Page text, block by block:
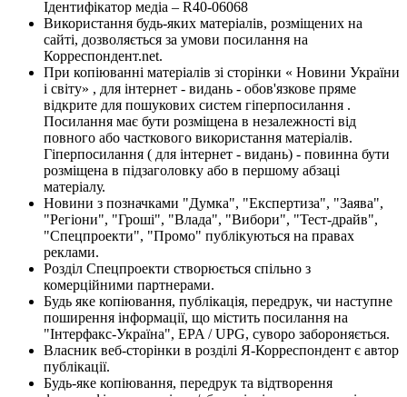
Ідентифікатор медіа – R40-06068
Використання будь-яких матеріалів, розміщених на
сайті, дозволяється за умови посилання на
Корреспондент.net.
При копіюванні матеріалів зі сторінки « Новини України
і світу» , для інтернет - видань - обов'язкове пряме
відкрите для пошукових систем гіперпосилання .
Посилання має бути розміщена в незалежності від
повного або часткового використання матеріалів.
Гіперпосилання ( для інтернет - видань) - повинна бути
розміщена в підзаголовку або в першому абзаці
матеріалу.
Новини з позначками "Думка", "Експертиза", "Заява",
"Регіони", "Гроші", "Влада", "Вибори", "Тест-драйв",
"Спецпроекти", "Промо" публікуються на правах
реклами.
Розділ Спецпроекти створюється спільно з
комерційними партнерами.
Будь яке копіювання, публікація, передрук, чи наступне
поширення інформації, що містить посилання на
"Інтерфакс-Україна", EPA / UPG, суворо забороняється.
Власник веб-сторінки в розділі Я-Корреспондент є автор
публікації.
Будь-яке копіювання, передрук та відтворення